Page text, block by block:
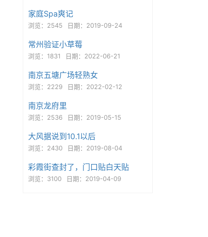
家庭Spa爽记
浏览：2545 日期：2019-09-24
常州验证小草莓
浏览：1831 日期：2022-06-21
南京五塘广场轻熟女
浏览：2229 日期：2022-02-12
南京龙府里
浏览：2536 日期：2019-05-15
大风据说到10.1以后
浏览：2430 日期：2019-08-04
彩霞街查封了，门口贴白天贴
浏览：3100 日期：2019-04-09